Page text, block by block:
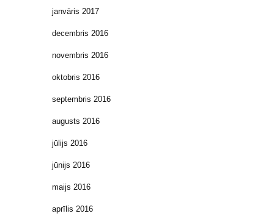
janvāris 2017
decembris 2016
novembris 2016
oktobris 2016
septembris 2016
augusts 2016
jūlijs 2016
jūnijs 2016
maijs 2016
aprīlis 2016